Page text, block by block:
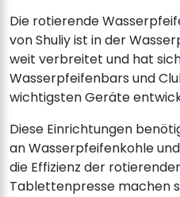
Die rotierende
von Shuliy ist in der
weit verbreitet und hat
Wasserpfeifenbars und
wichtigsten Geräte
Diese Einrichtungen
an Wasserpfeifenkohle
die Effizienz der
Tablettenpresse machen